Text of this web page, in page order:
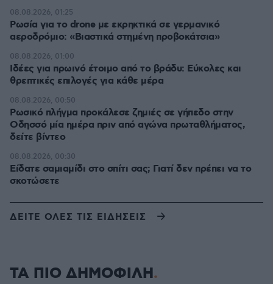
Ρωσία για το drone με εκρηκτικά σε γερμανικό
αεροδρόμιο: «Βιαστικά στημένη προβοκάτσια»
08.08.2026, 01:25
Ιδέες για πρωινό έτοιμο από το βράδυ: Εύκολες και
θρεπτικές επιλογές για κάθε μέρα
08.08.2026, 01:00
Ρωσικό πλήγμα προκάλεσε ζημιές σε γήπεδο στην
Οδησσό μία ημέρα πριν από αγώνα πρωταθλήματος,
δείτε βίντεο
08.08.2026, 00:50
Είδατε σαμιαμίδι στο σπίτι σας; Γιατί δεν πρέπει να το
σκοτώσετε
08.08.2026, 00:30
ΔΕΙΤΕ ΟΛΕΣ ΤΙΣ ΕΙΔΗΣΕΙΣ
ΤΑ ΠΙΟ ΔΗΜΟΦΙΛΗ